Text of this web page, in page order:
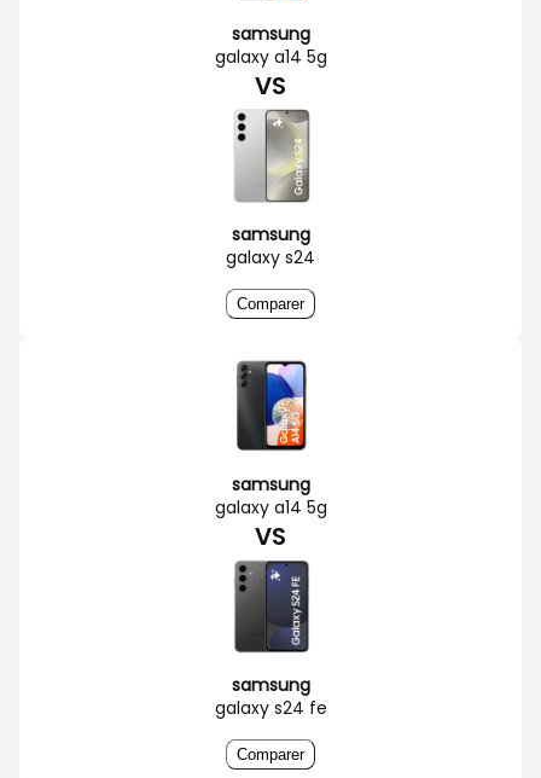
samsung
galaxy a14 5g
VS
samsung
galaxy s24
Comparer
samsung
galaxy a14 5g
VS
samsung
galaxy s24 fe
Comparer